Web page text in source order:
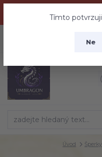
nebuďte vyděšeni zde
Tímto
Ne
Úvod Šperky